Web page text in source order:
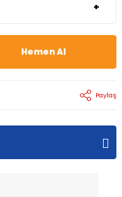
+
Hemen Al
Paylaş